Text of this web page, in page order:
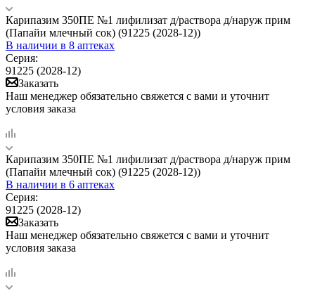
Карипазим 350ПЕ №1 лифилизат д/раствора д/наруж прим
(Папайи млечный сок) (91225 (2028-12))
В наличии в 8 аптеках
Серия:
91225 (2028-12)
Заказать
Наш менеджер обязательно свяжется с вами и уточнит
условия заказа
Карипазим 350ПЕ №1 лифилизат д/раствора д/наруж прим
(Папайи млечный сок) (91225 (2028-12))
В наличии в 6 аптеках
Серия:
91225 (2028-12)
Заказать
Наш менеджер обязательно свяжется с вами и уточнит
условия заказа